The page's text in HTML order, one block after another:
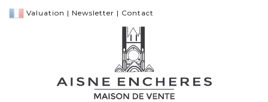
Valuation | Newsletter | Contact